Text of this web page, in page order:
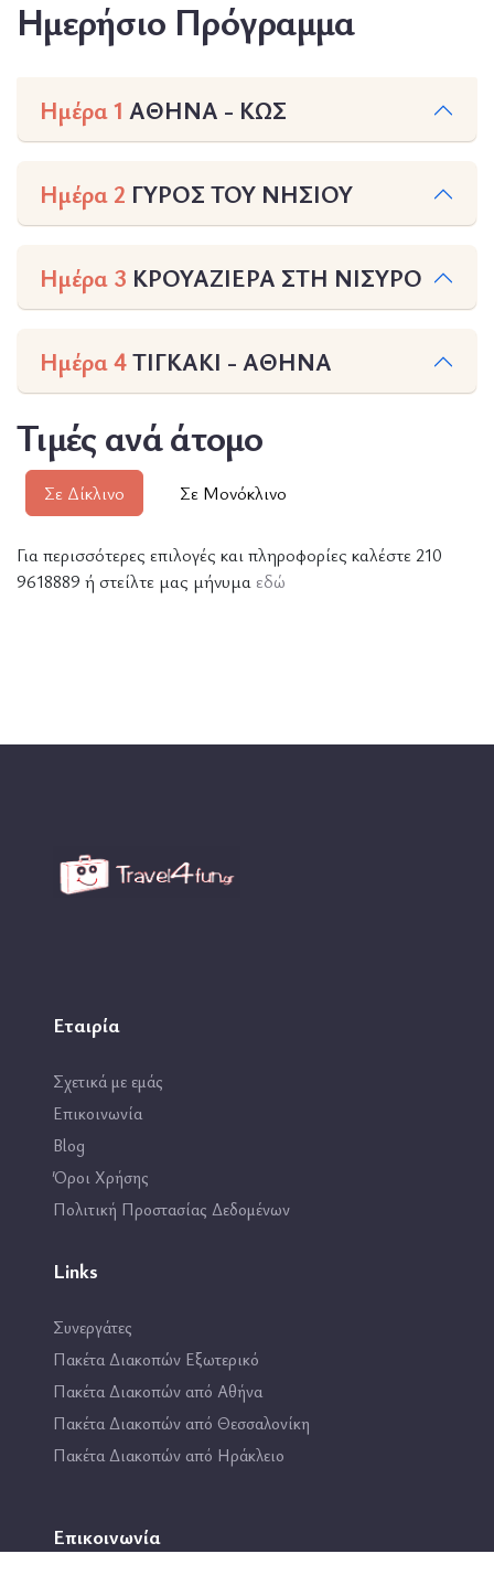
Ημερήσιο Πρόγραμμα
Ημέρα 1 ΑΘΗΝΑ - ΚΩΣ
Ημέρα 2 ΓΥΡΟΣ ΤΟΥ ΝΗΣΙΟΥ
Ημέρα 3 ΚΡΟΥΑΖΙΕΡΑ ΣΤΗ ΝΙΣΥΡΟ
Ημέρα 4ΤΙΓΚΑΚΙ - ΑΘΗΝΑ
Τιμές ανά άτομο
Σε Δίκλινο Σε Μονόκλινο
Για περισσότερες επιλογές και πληροφορίες καλέστε 210
9618889 ή στείλτε μας μήνυμα εδώ
Εταιρία
Σχετικά με εμάς
Επικοινωνία
Blog
Όροι Χρήσης
Πολιτική Προστασίας Δεδομένων
Links
Συνεργάτες
Πακέτα Διακοπών Εξωτερικό
Πακέτα Διακοπών από Αθήνα
Πακέτα Διακοπών από Θεσσαλονίκη
Πακέτα Διακοπών από Ηράκλειο
Επικοινωνία